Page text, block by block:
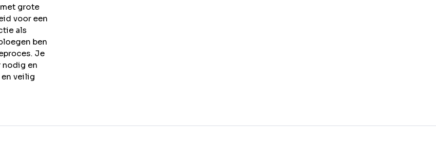
grote
voor een
als
ben
Je
nodig en
veilig